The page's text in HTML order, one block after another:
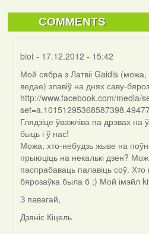
COMMENTS
biot - 17.12.2012 - 15:42
In
reply
to
by
biot
Мой сябра з Латвіі Gaidis (можа,
ведае) злавіў на днях саву-
http://www.facebook.com/media/
Глядзіце ўважліва па дрэвах на
быць і ў нас!
Можа, хто-небудзь жыве на
прыюціць на некалькі дзен?
паспрабаваць палавіць соў.
бярозаўка была б ;) Мой імэйл
З павагай,
Дзяніс Кіцель